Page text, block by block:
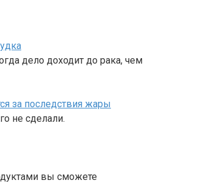
дело доходит до рака, чем
за последствия жары
не сделали.
вы сможете